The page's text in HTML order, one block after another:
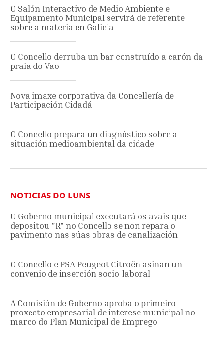
O Salón Interactivo de Medio Ambiente e
Equipamento Municipal servirá de referente
sobre a materia en Galicia
O Concello derruba un bar construído a carón da
praia do Vao
Nova imaxe corporativa da Concellería de
Participación Cidadá
O Concello prepara un diagnóstico sobre a
situación medioambiental da cidade
NOTICIAS DO LUNS
O Goberno municipal executará os avais que
depositou ”R” no Concello se non repara o
pavimento nas súas obras de canalización
O Concello e PSA Peugeot Citroën asinan un
convenio de inserción socio-laboral
A Comisión de Goberno aproba o primeiro
proxecto empresarial de interese municipal no
marco do Plan Municipal de Emprego